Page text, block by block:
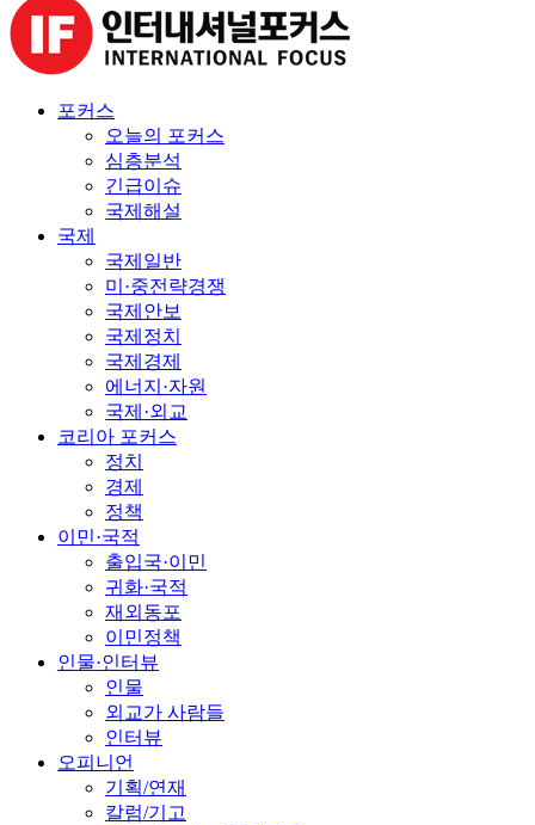
포커스
오늘의 포커스
심층분석
긴급이슈
국제해설
국제
국제일반
미·중전략경쟁
국제안보
국제정치
국제경제
에너지·자원
국제·외교
코리아 포커스
정치
경제
정책
이민·국적
출입국·이민
귀화·국적
재외동포
이민정책
인물·인터뷰
인물
외교가 사람들
인터뷰
오피니언
기획/연재
칼럼/기고